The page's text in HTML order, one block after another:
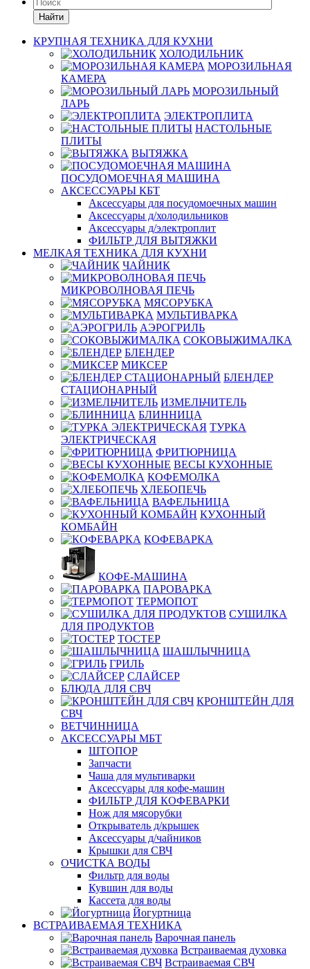
Найти
КРУПНАЯ ТЕХНИКА ДЛЯ КУХНИ
ХОЛОДИЛЬНИК
МОРОЗИЛЬНАЯ
КАМЕРА
МОРОЗИЛЬНЫЙ
ЛАРЬ
ЭЛЕКТРОПЛИТА
НАСТОЛЬНЫЕ
ПЛИТЫ
ВЫТЯЖКА
ПОСУДОМОЕЧНАЯ МАШИНА
АКСЕССУАРЫ КБТ
Аксессуары для посудомоечных машин
Аксессуары д/холодильников
Аксессуары д/электроплит
ФИЛЬТР ДЛЯ ВЫТЯЖКИ
МЕЛКАЯ ТЕХНИКА ДЛЯ КУХНИ
ЧАЙНИК
МИКРОВОЛНОВАЯ ПЕЧЬ
МЯСОРУБКА
МУЛЬТИВАРКА
АЭРОГРИЛЬ
СОКОВЫЖИМАЛКА
БЛЕНДЕР
МИКСЕР
БЛЕНДЕР
СТАЦИОНАРНЫЙ
ИЗМЕЛЬЧИТЕЛЬ
БЛИННИЦА
ТУРКА
ЭЛЕКТРИЧЕСКАЯ
ФРИТЮРНИЦА
ВЕСЫ КУХОННЫЕ
КОФЕМОЛКА
ХЛЕБОПЕЧЬ
ВАФЕЛЬНИЦА
КУХОННЫЙ
КОМБАЙН
КОФЕВАРКА
КОФЕ-МАШИНА
ПАРОВАРКА
ТЕРМОПОТ
СУШИЛКА
ДЛЯ ПРОДУКТОВ
ТОСТЕР
ШАШЛЫЧНИЦА
ГРИЛЬ
СЛАЙСЕР
БЛЮДА ДЛЯ СВЧ
КРОНШТЕЙН ДЛЯ
СВЧ
ВЕТЧИННИЦА
АКСЕССУАРЫ МБТ
ШТОПОР
Запчасти
Чаша для мультиварки
Аксессуары для кофе-машин
ФИЛЬТР ДЛЯ КОФЕВАРКИ
Нож для мясорубки
Открыватель д/крышек
Аксессуары д/чайников
Крышки для СВЧ
ОЧИСТКА ВОДЫ
Фильтр для воды
Кувшин для воды
Кассета для воды
Йогуртница
ВСТРАИВАЕМАЯ ТЕХНИКА
Варочная панель
Встраиваемая духовка
Встраиваемая СВЧ